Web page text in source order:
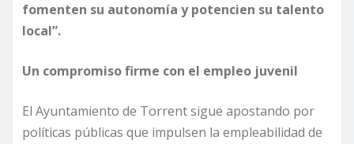
fomenten su autonomía y potencien su talento
local”.
Un compromiso firme con el empleo juvenil
El Ayuntamiento de Torrent sigue apostando por
políticas públicas que impulsen la empleabilidad de